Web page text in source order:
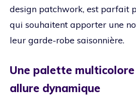
design patchwork, est parfait
qui souhaitent apporter une
leur garde-robe saisonnière.
Une palette
allure dynamique